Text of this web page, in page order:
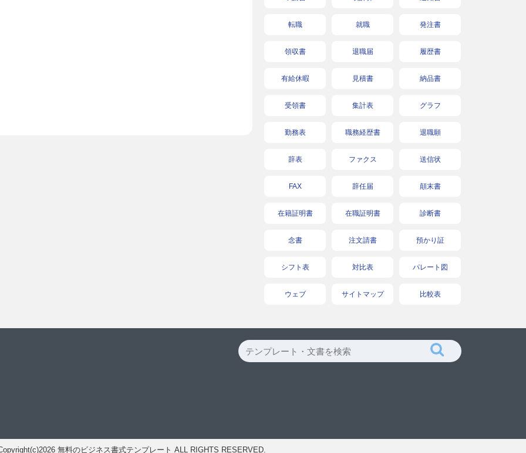
転職 就職 発注書
領収書 退職届 履歴書
有給休暇 見積書 納品書
受領書 集計表 グラフ
勤務表 職務経歴書 退職願
辞表 ファクス 送信状
FAX 辞任届 顛末書
在籍証明書 在職証明書 診断書
念書 注文請書 預かり証
シフト表 対比表 パレート図
ウェブ サイトマップ 比較表
無料のビジネス書式テンプレート ALL RIGHTS RESERVED.